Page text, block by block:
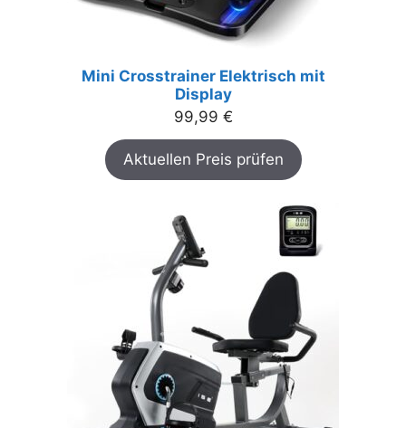
Mini Crosstrainer Elektrisch mit
Display
99,99 €
Aktuellen Preis prüfen